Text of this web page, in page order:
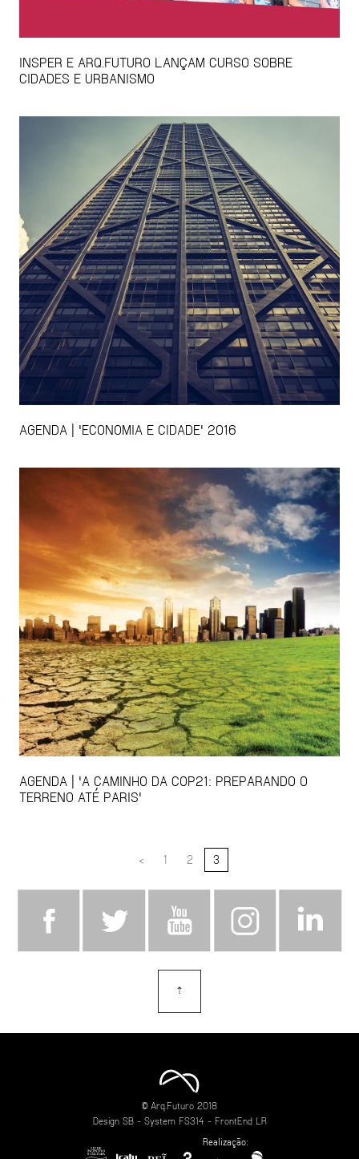
INSPER E ARQ.FUTURO LANÇAM CURSO SOBRE
CIDADES E URBANISMO
AGENDA | 'ECONOMIA E CIDADE' 2016
AGENDA | 'A CAMINHO DA COP21: PREPARANDO O
TERRENO ATÉ PARIS'
< 1 2 3
⇡
© Arq.Futuro 2018
Design SB- System FS314 - FrontEnd LR